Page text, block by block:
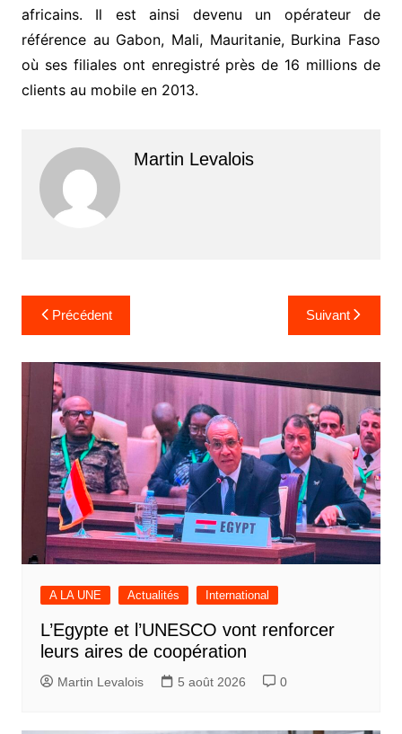
africains. Il est ainsi devenu un opérateur de
référence au Gabon, Mali, Mauritanie, Burkina Faso
où ses filiales ont enregistré près de 16 millions de
clients au mobile en 2013.
Martin Levalois
Navigation
de
l’article
Précédent Suivant
A LA UNE Actualités International
L’Egypte et l’UNESCO vont renforcer
leurs aires de coopération
Martin Levalois 5 août 2026 0